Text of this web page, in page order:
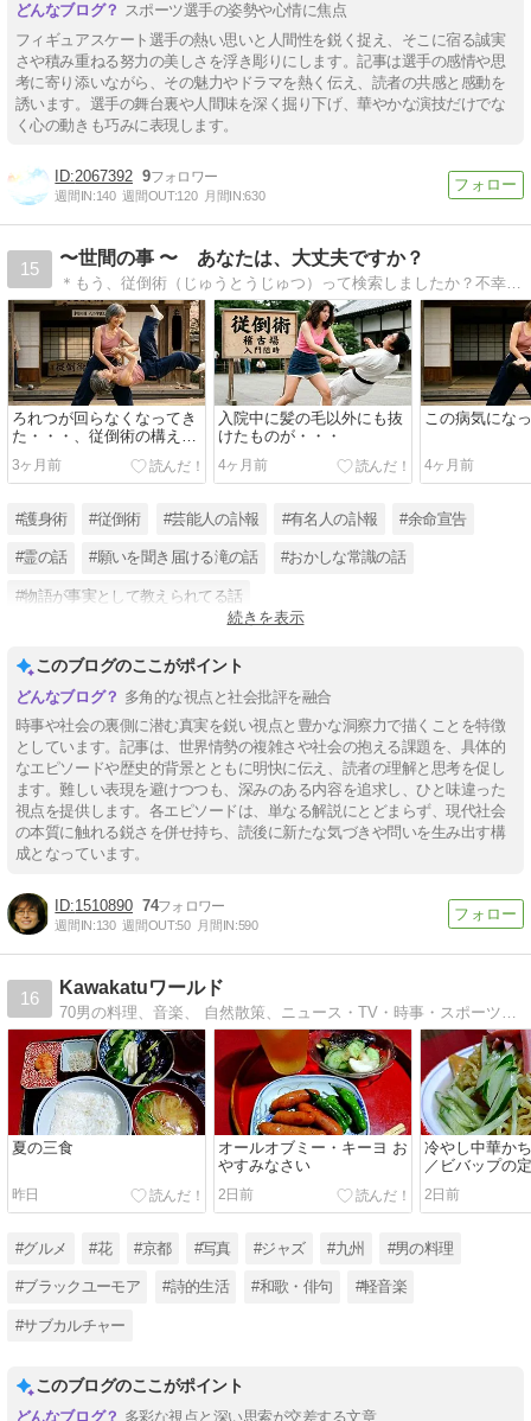
スポーツ選手の姿勢や心情に焦点
フィギュアスケート選手の熱い思いと人間性を鋭く捉え、そこに宿る誠実
さや積み重ねる努力の美しさを浮き彫りにします。記事は選手の感情や思
考に寄り添いながら、その魅力やドラマを熱く伝え、読者の共感と感動を
誘います。選手の舞台裏や人間味を深く掘り下げ、華やかな演技だけでな
く心の動きも巧みに表現します。
2067392 9
週間IN:140 週間OUT:120 月間IN:630
15
〜世間の事 〜 あなたは、大丈夫ですか？
＊もう、従倒術（じゅうとうじゅつ）って検索しましたか？不幸はたたみ掛け、容赦しません。しかし、その人生も運命なのでしょう。世間の事や人生のエピソードを中心にエッセイ。
ろれつが回らなくなってき
た・・・、従倒術の構えと
3ヶ月前
入院中に髪の毛以外にも抜
けたものが・・・
4ヶ月前
この病気にな
4ヶ月前
#護身術 #従倒術 #芸能人の訃報 #有名人の訃報 #余命宣告
#霊の話 #願いを聞き届ける滝の話 #おかしな常識の話
#物語が事実として教えられてる話
続きを表示
このブログのここがポイント
多角的な視点と社会批評を融合
時事や社会の裏側に潜む真実を鋭い視点と豊かな洞察力で描くことを特徴
としています。記事は、世界情勢の複雑さや社会の抱える課題を、具体的
なエピソードや歴史的背景とともに明快に伝え、読者の理解と思考を促し
ます。難しい表現を避けつつも、深みのある内容を追求し、ひと味違った
視点を提供します。各エピソードは、単なる解説にとどまらず、現代社会
の本質に触れる鋭さを併せ持ち、読後に新たな気づきや問いを生み出す構
成となっています。
1510890 74
週間IN:130 週間OUT:50 月間IN:590
16
Kawakatuワールド
70男の料理、音楽、 自然散策、ニュース・TV・時事・スポーツの愚痴や賛美とか、なんでもあり
夏の三食
昨日
オールオブミー・キーヨ お
やすみなさい
2日前
冷やし中華か
／ビバップの
ウエルトリオ
ブルース
2日前
#グルメ #花 #京都 #写真 #ジャズ #九州 #男の料理
#ブラックユーモア #詩的生活 #和歌・俳句 #軽音楽
#サブカルチャー
このブログのここがポイント
多彩な視点と深い思索が交差する文章